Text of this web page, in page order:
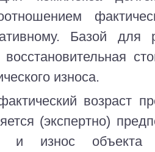
Базой для
износа.
возраст
(экспертно)
и износ объекта